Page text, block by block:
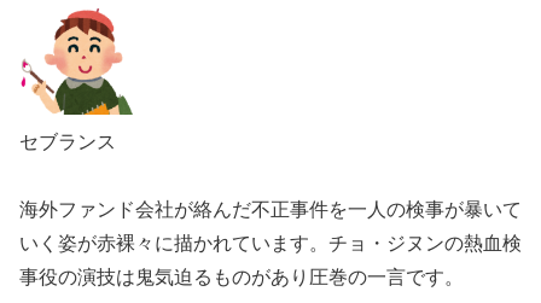
セブランス
海外ファンド会社が絡んだ不正事件を一人の検事が暴いて
いく姿が赤裸々に描かれています。チョ・ジヌンの熱血検
事役の演技は鬼気迫るものがあり圧巻の一言です。